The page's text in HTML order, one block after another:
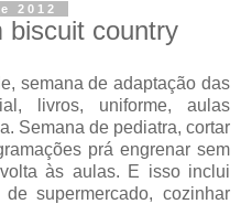
2012
biscuit country
semana de adaptação das
livros, uniforme, aulas
Semana de pediatra, cortar
prá engrenar sem
às aulas. E isso inclui
supermercado, cozinhar